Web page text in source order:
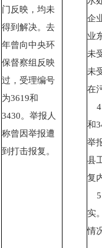
门反映，均未
得到解决。去
年曾向中央环
保督察组反映
过，受理编号
为3619和
3430。举报人
称曾因举报遭
到打击报复。
企
业
未
未
在
4
和
举
县
复
5
实
情